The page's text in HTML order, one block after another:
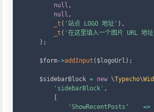
null ,
null ,
_t ( '站点 LOGO 地址' ) ,
_t ( '在这里填入一个图片 URL 地
) ;
    $form
->addInput ( $logoUrl ) ;
    $sidebarBlock
= new \Typecho\
'sidebarBlock' ,
'ShowRecentPosts'
=>